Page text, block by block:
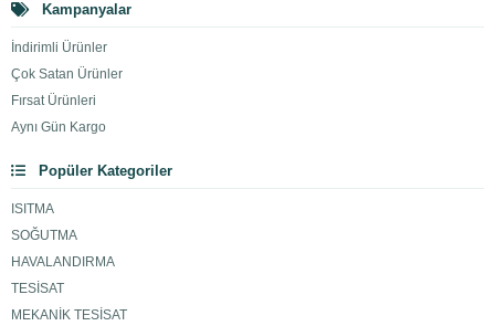
Kampanyalar
İndirimli Ürünler
Çok Satan Ürünler
Fırsat Ürünleri
Aynı Gün Kargo
Popüler Kategoriler
ISITMA
SOĞUTMA
HAVALANDIRMA
TESİSAT
MEKANİK TESİSAT